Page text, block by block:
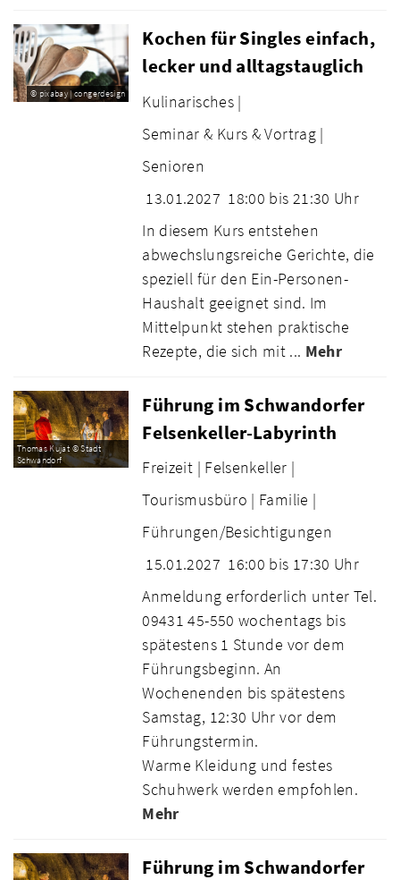
© pixabay | congerdesign
Kochen für Singles einfach,
lecker und alltagstauglich
Kulinarisches |
Seminar & Kurs & Vortrag |
Senioren
13.01.2027 18:00 bis 21:30 Uhr
In diesem Kurs entstehen
abwechslungsreiche Gerichte, die
speziell für den Ein-Personen-
Haushalt geeignet sind. Im
Mittelpunkt stehen praktische
Rezepte, die sich mit ... Mehr
Thomas Kujat © Stadt
Schwandorf
Führung im Schwandorfer
Felsenkeller-Labyrinth
Freizeit | Felsenkeller |
Tourismusbüro | Familie |
Führungen/Besichtigungen
15.01.2027 16:00 bis 17:30 Uhr
Anmeldung erforderlich unter Tel.
09431 45-550 wochentags bis
spätestens 1 Stunde vor dem
Führungsbeginn. An
Wochenenden bis spätestens
Samstag, 12:30 Uhr vor dem
Führungstermin.
Warme Kleidung und festes
Schuhwerk werden empfohlen.
Mehr
Führung im Schwandorfer